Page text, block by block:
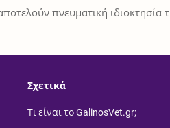
πνευματική ιδιοκτησία
Σχετικά
Τι είναι το GalinosVet.gr;